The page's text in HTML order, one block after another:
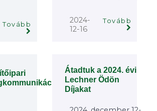
Tovább
2024-
12-16
Tovább
Átadtuk a 2024. évi
Lechner Ödön
Díjakat